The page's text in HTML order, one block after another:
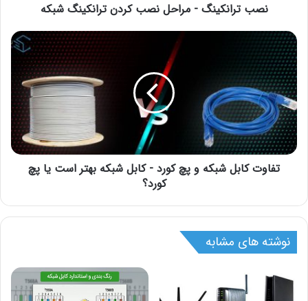
نصب ترانکینگ - مراحل نصب کردن ترانکینگ شبکه
تفاوت کابل شبکه و پچ کورد - کابل شبکه بهتر است یا پچ
کورد؟
نوشته های مشابه